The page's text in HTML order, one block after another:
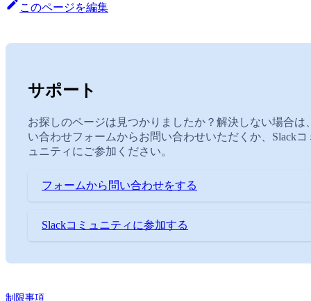
このページを編集
サポート
お探しのページは見つかりましたか？解決しない場合は
い合わせフォームからお問い合わせいただくか、Slackコ
ュニティにご参加ください。
フォームから問い合わせをする
Slackコミュニティに参加する
制限事項